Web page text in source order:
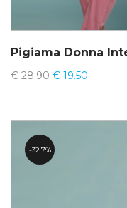
Pigiama Donna
€28.90 € 19.50
32.7%